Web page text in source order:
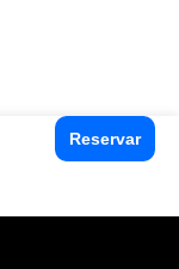
Reservar